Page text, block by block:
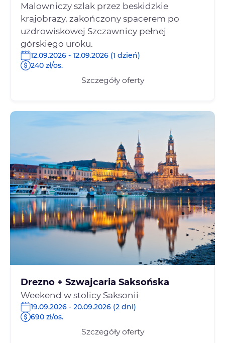
Malowniczy szlak przez beskidzkie
krajobrazy, zakończony spacerem po
uzdrowiskowej Szczawnicy pełnej
górskiego uroku.
12.09.2026 - 12.09.2026 (1 dzień)
240 zł/os.
Szczegóły oferty
Drezno + Szwajcaria Saksońska
Weekend w stolicy Saksonii
19.09.2026 - 20.09.2026 (2 dni)
690 zł/os.
Szczegóły oferty